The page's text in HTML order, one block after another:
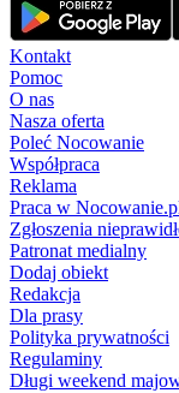
Kontakt
Pomoc
O nas
Nasza oferta
Poleć Nocowanie
Współpraca
Reklama
Praca w
Zgłoszenia
Patronat medialny
Dodaj obiekt
Redakcja
Dla prasy
Polityka prywatności
Regulaminy
Długi weekend